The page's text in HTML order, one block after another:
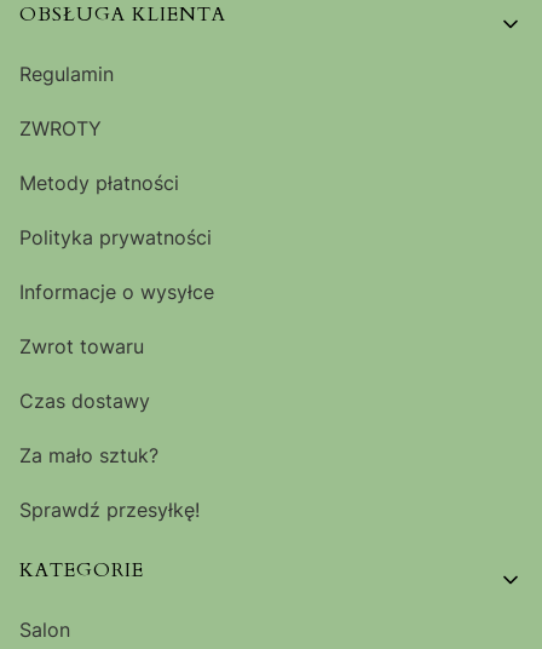
OBSŁUGA KLIENTA
Regulamin
ZWROTY
Metody płatności
Polityka prywatności
Informacje o wysyłce
Zwrot towaru
Czas dostawy
Za mało sztuk?
Sprawdź przesyłkę!
KATEGORIE
Salon